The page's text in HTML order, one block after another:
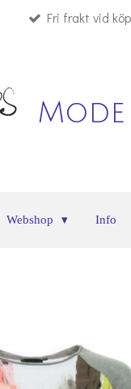
Fri frakt vid
Webshop Info